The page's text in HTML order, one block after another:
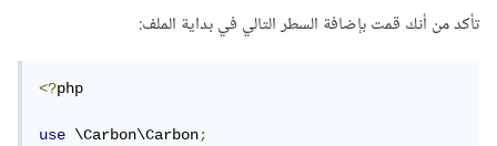
تأكد من أنك قمت بإضافة السطر التالي في بداية الملف:
<?php
use \Carbon\Carbon;